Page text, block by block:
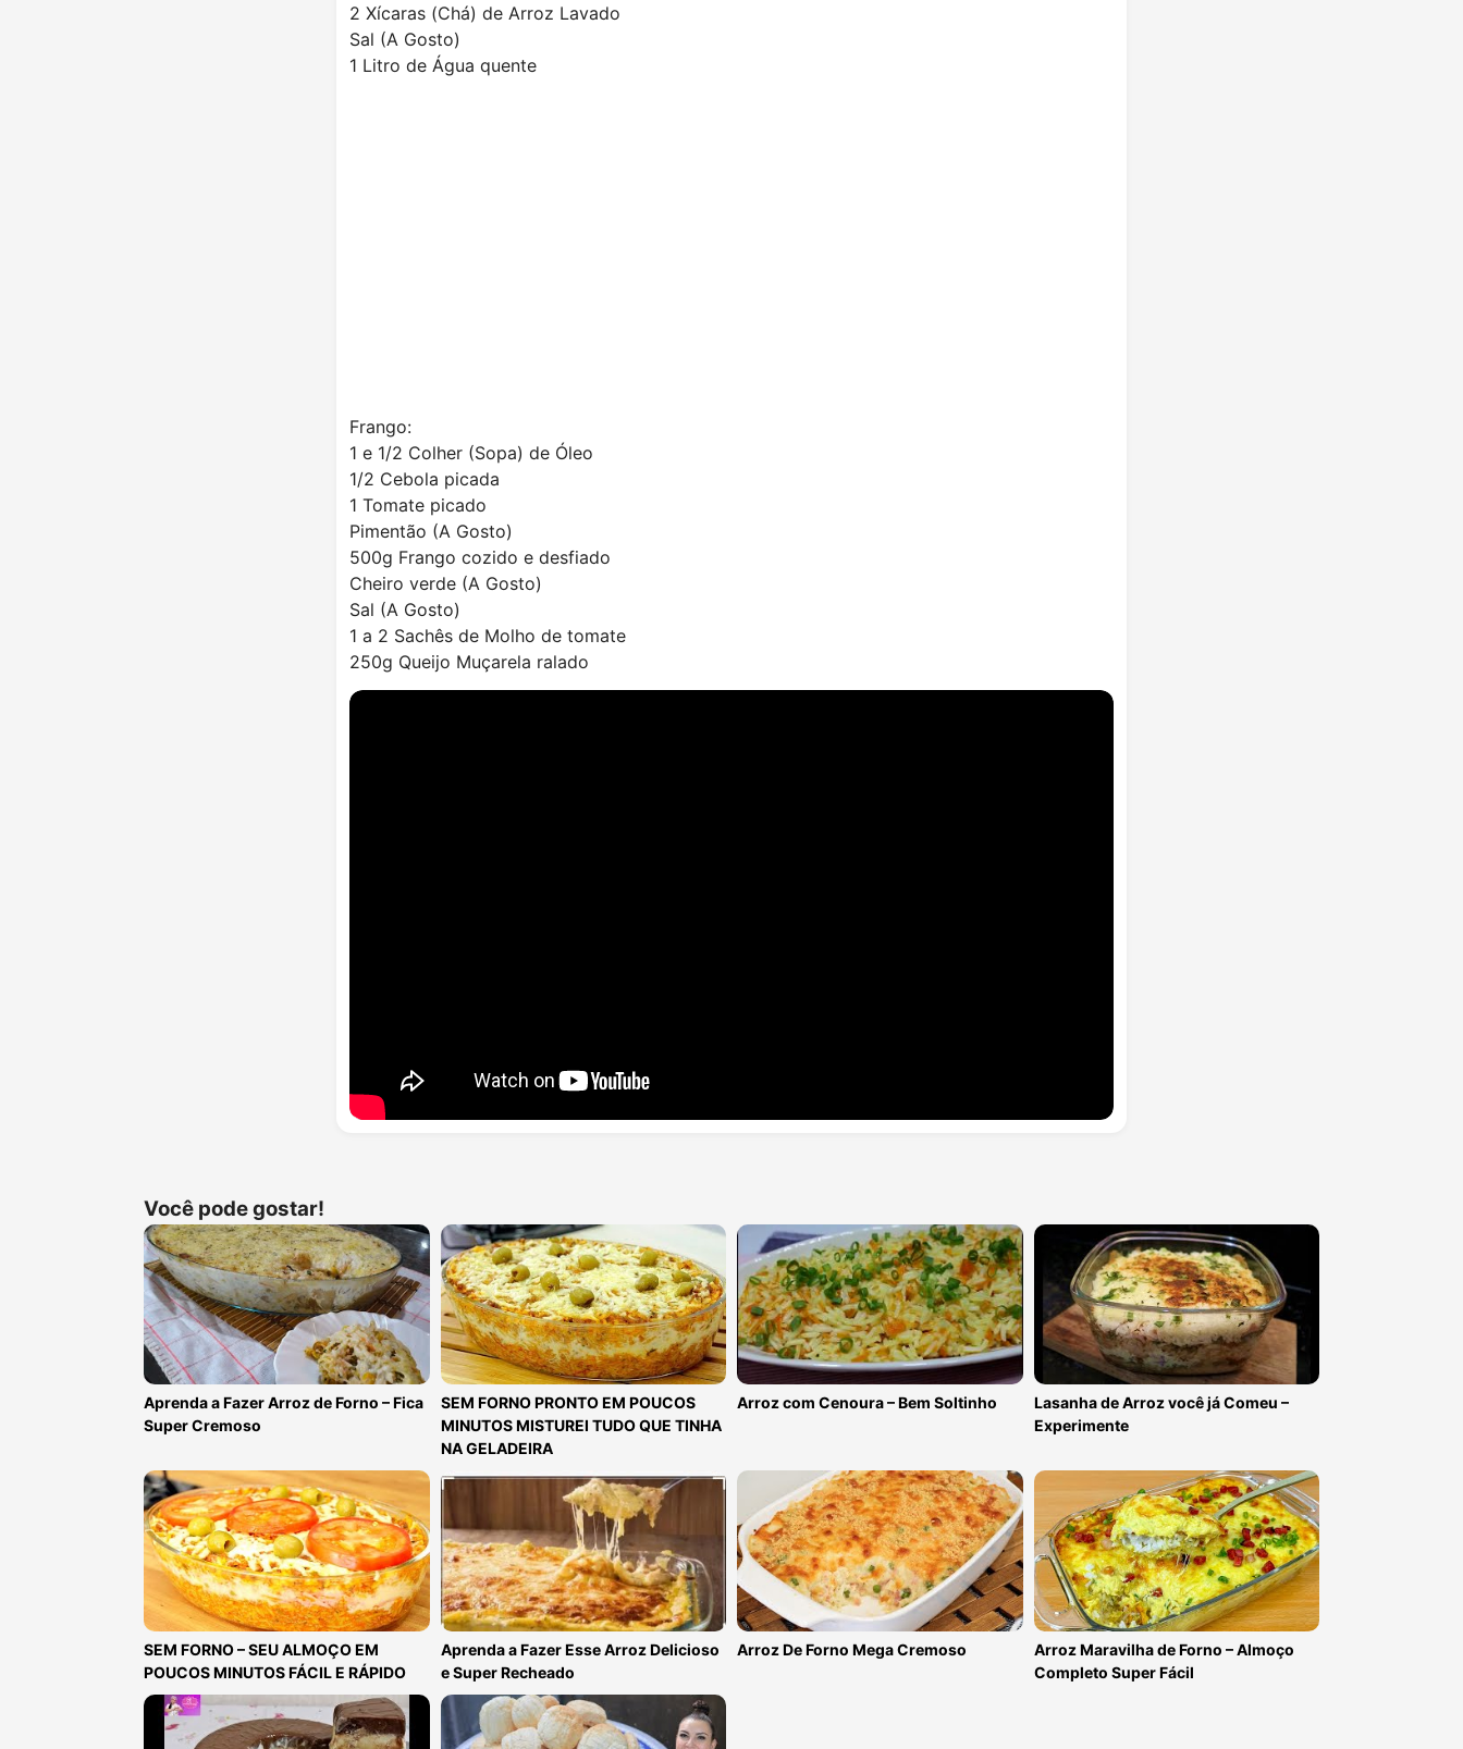
2 Xícaras (Chá) de Arroz Lavado
Sal (A Gosto)
1 Litro de Água quente
Frango:
1 e 1/2 Colher (Sopa) de Óleo
1/2 Cebola picada
1 Tomate picado
Pimentão (A Gosto)
500g Frango cozido e desfiado
Cheiro verde (A Gosto)
Sal (A Gosto)
1 a 2 Sachês de Molho de tomate
250g Queijo Muçarela ralado
Você pode gostar!
Aprenda a Fazer Arroz de Forno – Fica
Super Cremoso
SEM FORNO PRONTO EM POUCOS
MINUTOS MISTUREI TUDO QUE TINHA
NA GELADEIRA
Arroz com Cenoura – Bem Soltinho
Lasanha de Arroz você já Comeu –
Experimente
SEM FORNO – SEU ALMOÇO EM
POUCOS MINUTOS FÁCIL E RÁPIDO
Aprenda a Fazer Esse Arroz Delicioso
e Super Recheado
Arroz De Forno Mega Cremoso
Arroz Maravilha de Forno – Almoço
Completo Super Fácil